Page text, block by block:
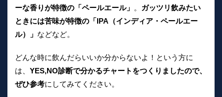
ーな香りが特徴の「ペールエール」 。 ガッツリ飲みたい
ときには苦味が特徴の「IPA（インディア・ペールエー
ル）」 などなど。
どんな時に飲んだらいいか分からないよ！という方に
は、 YES,NO診断で分かるチャートをつくりましたので、
ぜひ参考にしてみてください。